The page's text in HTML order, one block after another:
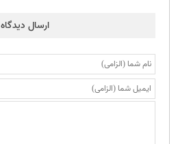
ارسال دیدگاه